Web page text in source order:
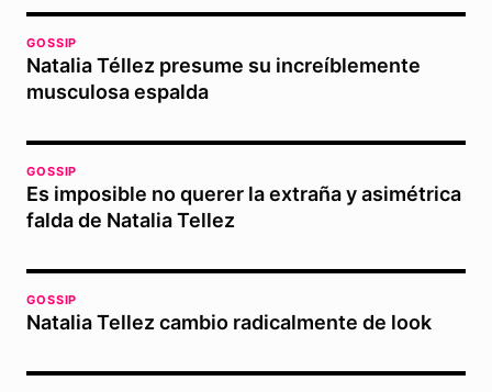
GOSSIP
Natalia Téllez presume su increíblemente
musculosa espalda
GOSSIP
Es imposible no querer la extraña y asimétrica
falda de Natalia Tellez
GOSSIP
Natalia Tellez cambio radicalmente de look